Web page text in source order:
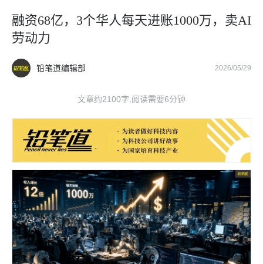
融资68亿，3个华人每天进账1000万，卖AI
劳动力
铅笔道编辑部 2026/05/29
文章约2100字,阅读需要6分钟